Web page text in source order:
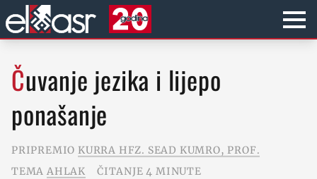
Čuvanje jezika i lijepo
ponašanje
PRIPREMIO KURRA HFZ. SEAD KUMRO, PROF.
TEMA AHLAK ČITANJE 4 MINUTE